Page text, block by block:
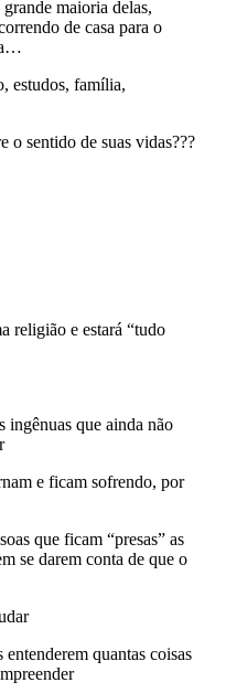
grande maioria delas,
de casa para o
estudos, família,
o sentido de suas vidas???
religião e estará “tudo
ingênuas que ainda não
e ficam sofrendo, por
que ficam “presas” as
se darem conta de que o
entenderem quantas coisas